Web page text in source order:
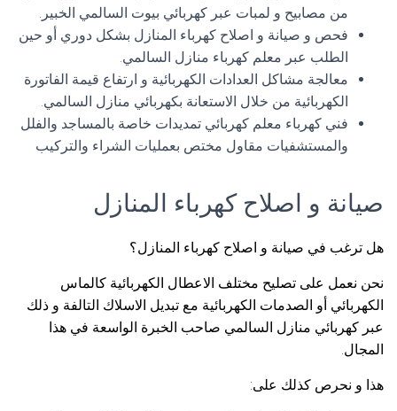
من مصابيح و لمبات عبر كهربائي بيوت السالمي الخبير.
فحص و صيانة و اصلاح كهرباء المنازل بشكل دوري أو حين
الطلب عبر معلم كهرباء منازل السالمي.
معالجة مشاكل العدادات الكهربائية و ارتفاع قيمة الفاتورة
الكهربائية من خلال الاستعانة بكهربائي منازل السالمي.
فني كهرباء معلم كهربائي تمديدات خاصة بالمساجد والفلل
والمستشفيات مقاول مختص بعمليات الشراء والتركيب
صيانة و اصلاح كهرباء المنازل
هل ترغب في صيانة و اصلاح كهرباء المنازل؟
نحن نعمل على تصليح مختلف الاعطال الكهربائية كالماس
الكهربائي أو الصدمات الكهربائية مع تبديل الاسلاك التالفة و ذلك
عبر كهربائي منازل السالمي صاحب الخبرة الواسعة في هذا
المجال.
هذا و نحرص كذلك على: